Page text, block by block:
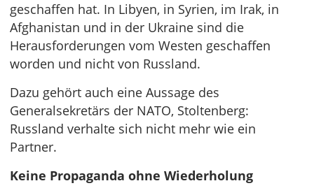
geschaffen hat. In Libyen, in Syrien, im Irak, in
Afghanistan und in der Ukraine sind die
Herausforderungen vom Westen geschaffen
worden und nicht von Russland.
Dazu gehört auch eine Aussage des
Generalsekretärs der NATO, Stoltenberg:
Russland verhalte sich nicht mehr wie ein
Partner.
Keine Propaganda ohne Wiederholung